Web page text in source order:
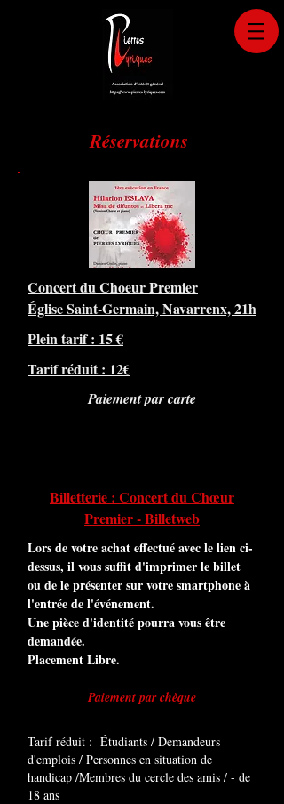
Réservations
Concert du Choeur Premier
Église Saint-Germain, Navarrenx, 21h
Plein tarif : 15 €
Tarif réduit : 12€
Paiement par carte
Billetterie : Concert du Chœur
Premier - Billetweb
Lors de votre achat effectué avec le lien ci-
dessus, il vous suffit d'imprimer le billet
ou de le présenter sur votre smartphone à
l'entrée de l'événement.
Une pièce d'identité pourra vous être
demandée.
Placement Libre.
Paiement par chèque
Tarif réduit : Étudiants / Demandeurs
d'emplois / Personnes en situation de
handicap /Membres du cercle des amis / - de
18 ans